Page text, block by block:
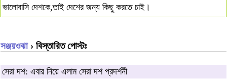
ভালোবাসি দেশকে,তাই দেশের জন্য কিছু করতে চাই।
সঞ্জয়ওঝা› বিস্তারিত পোস্টঃ
সেরা দশ: এবার নিয়ে এলাম সেরা দশ প্রদর্শনী